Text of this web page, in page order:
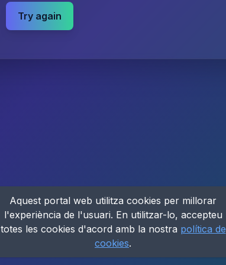
Try again
Aquest portal web utilitza cookies per millorar
l'experiència de l'usuari. En utilitzar-lo, accepteu
totes les cookies d'acord amb la nostra política de
cookies.